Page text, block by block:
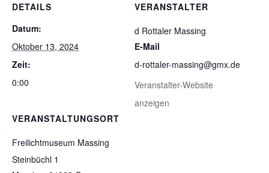
DETAILS
Datum:
Oktober 13, 2024
Zeit:
0:00
VERANSTALTUNGSORT
Freilichtmuseum Massing
Steinbüchl 1
VERANSTALTER
d Rottaler Massing
E-Mail
d-rottaler-massing@gmx.de
Veranstalter-Website
anzeigen